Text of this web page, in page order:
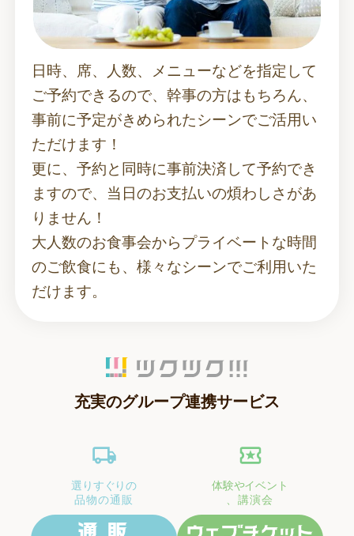
日時、席、人数、メニューなどを指定して
ご予約できるので、幹事の方はもちろん、
事前に予定がきめられたシーンでご活用い
ただけます！
更に、予約と同時に事前決済して予約でき
ますので、当日のお支払いの煩わしさがあ
りません！
大人数のお食事会からプライベートな時間
のご飲食にも、様々なシーンでご利用いた
だけます。
充実のグループ連携サービス
選りすぐりの
品物の通販
体験やイベント
、講演会